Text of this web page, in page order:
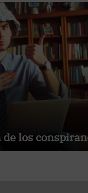
de los